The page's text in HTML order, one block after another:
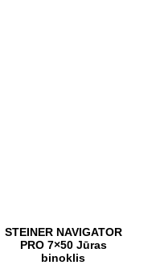
STEINER NAVIGATOR
PRO 7×50 Jūras
binoklis